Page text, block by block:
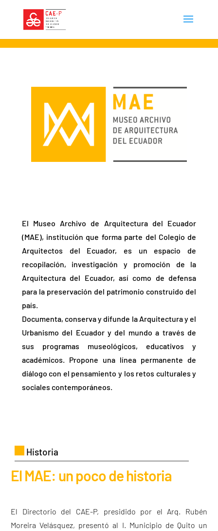
El Museo Archivo de Arquitectura del Ecuador
(MAE), institución que forma parte del Colegio de
Arquitectos del Ecuador, es un espacio de
recopilación, investigación y promoción de la
Arquitectura del Ecuador, así como de defensa
para la preservación del patrimonio construido del
país.
Documenta, conserva y difunde la Arquitectura y el
Urbanismo del Ecuador y del mundo a través de
sus programas museológicos, educativos y
académicos. Propone una línea permanente de
diálogo con el pensamiento y los retos culturales y
sociales contemporáneos.
Historia
El MAE: un poco de historia
El Directorio del CAE-P, presidido por el Arq. Rubén
Moreira Velásquez, presentó al I. Municipio de Quito un